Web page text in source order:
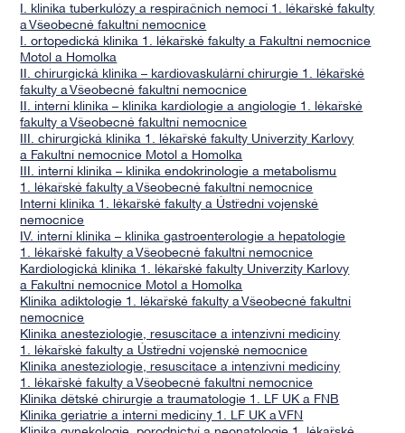
I. klinika tuberkulózy a respiračních nemocí 1. lékařské fakulty
a Všeobecné fakultní nemocnice
I. ortopedická klinika 1. lékařské fakulty a Fakultní nemocnice
Motol a Homolka
II. chirurgická klinika – kardiovaskulární chirurgie 1. lékařské
fakulty a Všeobecné fakultní nemocnice
II. interní klinika – klinika kardiologie a angiologie 1. lékařské
fakulty a Všeobecné fakultní nemocnice
III. chirurgická klinika 1. lékařské fakulty Univerzity Karlovy
a Fakultní nemocnice Motol a Homolka
III. interní klinika – klinika endokrinologie a metabolismu
1. lékařské fakulty a Všeobecné fakultní nemocnice
Interní klinika 1. lékařské fakulty a Ústřední vojenské
nemocnice
IV. interní klinika – klinika gastroenterologie a hepatologie
1. lékařské fakulty a Všeobecné fakultní nemocnice
Kardiologická klinika 1. lékařské fakulty Univerzity Karlovy
a Fakultní nemocnice Motol a Homolka
Klinika adiktologie 1. lékařské fakulty a Všeobecné fakultní
nemocnice
Klinika anesteziologie, resuscitace a intenzivní medicíny
1. lékařské fakulty a Ústřední vojenské nemocnice
Klinika anesteziologie, resuscitace a intenzivní medicíny
1. lékařské fakulty a Všeobecné fakultní nemocnice
Klinika dětské chirurgie a traumatologie 1. LF UK a FNB
Klinika geriatrie a interní medicíny 1. LF UK a VFN